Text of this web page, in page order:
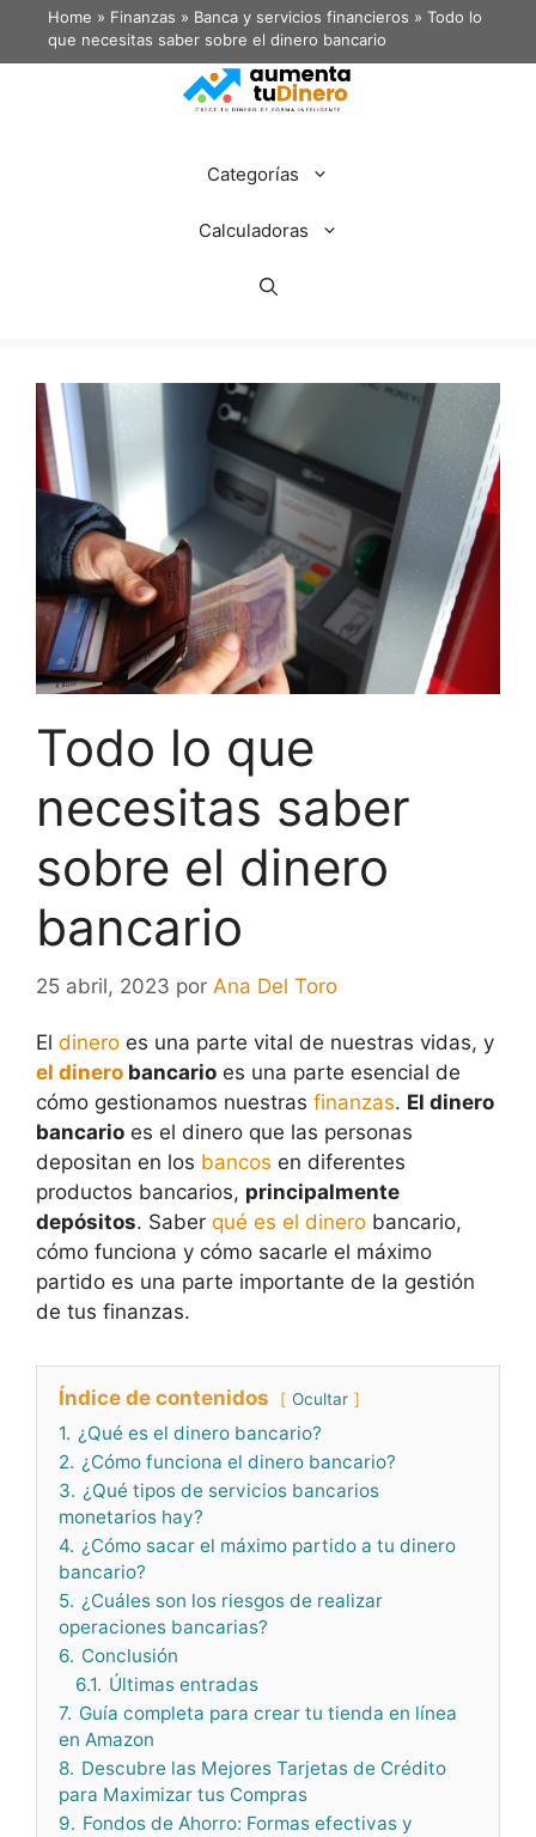
Home » Finanzas » Banca y servicios financieros » Todo lo
que necesitas saber sobre el dinero bancario
Categorías
Calculadoras
Todo lo que
necesitas saber
sobre el dinero
bancario
25 abril, 2023 por Ana Del Toro
El dinero es una parte vital de nuestras vidas, y
el dinero bancario es una parte esencial de
cómo gestionamos nuestras finanzas. El dinero
bancario es el dinero que las personas
depositan en los bancos en diferentes
productos bancarios, principalmente
depósitos. Saber qué es el dinero bancario,
cómo funciona y cómo sacarle el máximo
partido es una parte importante de la gestión
de tus finanzas.
Índice de contenidos Ocultar
1. ¿Qué es el dinero bancario?
2. ¿Cómo funciona el dinero bancario?
3. ¿Qué tipos de servicios bancarios
monetarios hay?
4. ¿Cómo sacar el máximo partido a tu dinero
bancario?
5. ¿Cuáles son los riesgos de realizar
operaciones bancarias?
6. Conclusión
6.1. Últimas entradas
7. Guía completa para crear tu tienda en línea
en Amazon
8. Descubre las Mejores Tarjetas de Crédito
para Maximizar tus Compras
9. Fondos de Ahorro: Formas efectivas y